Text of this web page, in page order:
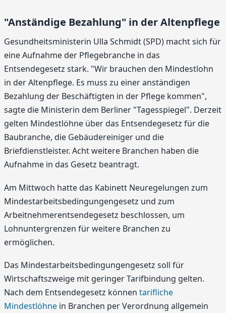
"Anständige Bezahlung" in der Altenpflege
Gesundheitsministerin Ulla Schmidt (SPD) macht sich für
eine Aufnahme der Pflegebranche in das
Entsendegesetz stark. "Wir brauchen den Mindestlohn
in der Altenpflege. Es muss zu einer anständigen
Bezahlung der Beschäftigten in der Pflege kommen",
sagte die Ministerin dem Berliner "Tagesspiegel". Derzeit
gelten Mindestlöhne über das Entsendegesetz für die
Baubranche, die Gebäudereiniger und die
Briefdienstleister. Acht weitere Branchen haben die
Aufnahme in das Gesetz beantragt.
Am Mittwoch hatte das Kabinett Neuregelungen zum
Mindestarbeitsbedingungengesetz und zum
Arbeitnehmerentsendegesetz beschlossen, um
Lohnuntergrenzen für weitere Branchen zu
ermöglichen.
Das Mindestarbeitsbedingungengesetz soll für
Wirtschaftszweige mit geringer Tarifbindung gelten.
Nach dem Entsendegesetz können tarifliche
Mindestlöhne in Branchen per Verordnung allgemein